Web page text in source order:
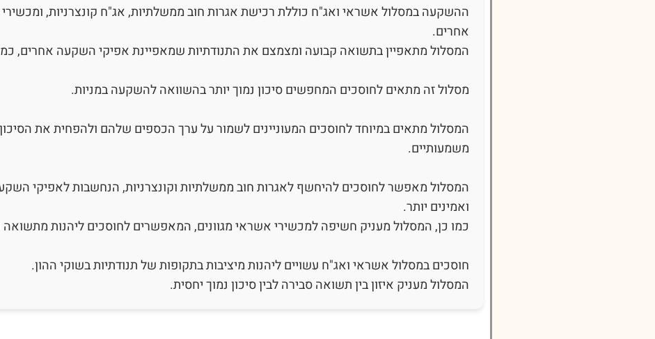
ההשקעה במסלול אשראי ואג"ח כוללת רכישת אגרות חוב ממשלתיות, אג"ח קונצרניות,
אחרים.
המסלול מתאפיין בתשואה קבועה ומצמצם את התנודתיות שמאפיינת אפיקי השקעה אחרים,
מסלול זה מתאים לחוסכים המחפשים סיכון נמוך יותר בהשוואה להשקעה במניות.
המסלול מתאים במיוחד לחוסכים המעוניינים לשמור על ערך הכספים שלהם ולהפחית את
משמעותיים.
המסלול מאפשר לחוסכים להיחשף לאגרות חוב ממשלתיות וקונצרניות, הנחשבות לאפיקי
ואמינים יותר.
כמו כן, המסלול מעניק חשיפה למכשירי אשראי מגוונים, המאפשרים לחוסכים ליהנות מתשואה
חוסכים במסלול אשראי ואג"ח עשויים ליהנות מיציבות בתקופות של תנודתיות בשוקי ההון.
המסלול מעניק איזון בין תשואה סבירה לבין סיכון נמוך יחסית.